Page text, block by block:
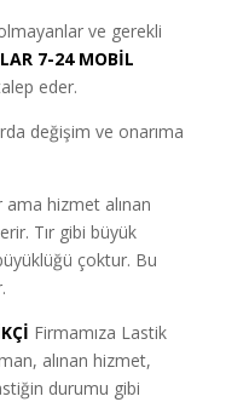
ve gerekli
7-24 MOBİL
eder.
değişim ve onarıma
ama hizmet alınan
Tır gibi büyük
çoktur. Bu
Firmamıza Lastik
alınan hizmet,
durumu gibi